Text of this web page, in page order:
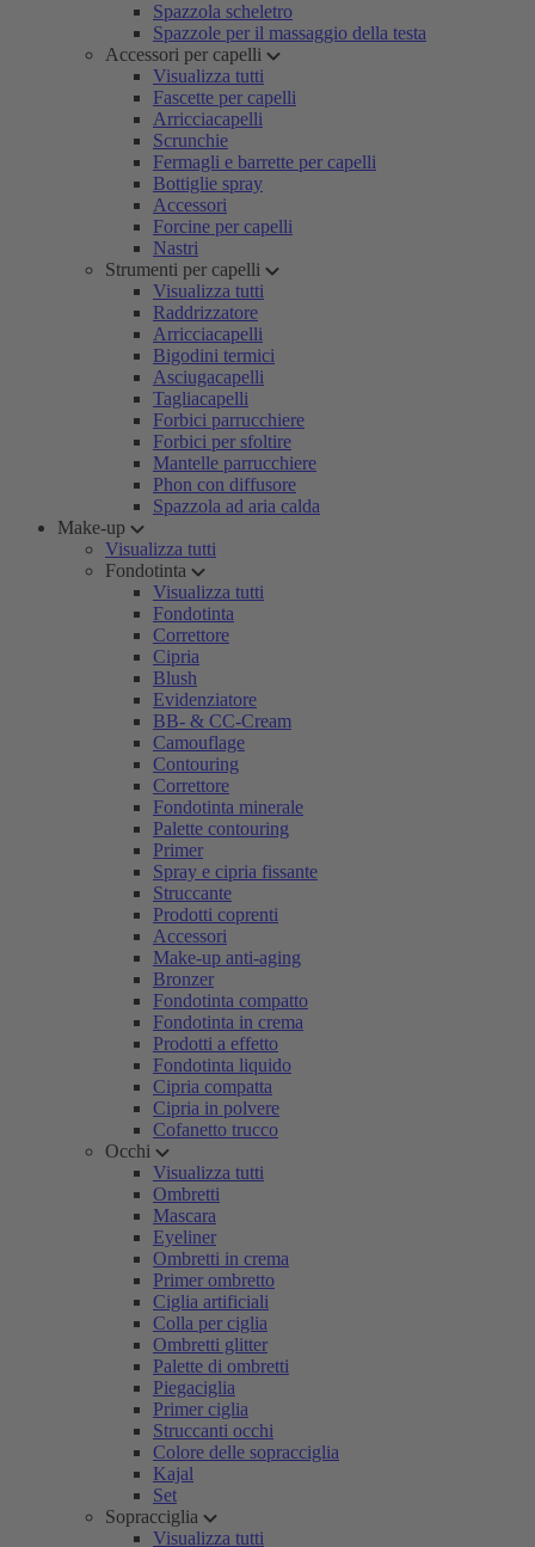
Spazzola scheletro
Spazzole per il massaggio della testa
Accessori per capelli
Visualizza tutti
Fascette per capelli
Arricciacapelli
Scrunchie
Fermagli e barrette per capelli
Bottiglie spray
Accessori
Forcine per capelli
Nastri
Strumenti per capelli
Visualizza tutti
Raddrizzatore
Arricciacapelli
Bigodini termici
Asciugacapelli
Tagliacapelli
Forbici parrucchiere
Forbici per sfoltire
Mantelle parrucchiere
Phon con diffusore
Spazzola ad aria calda
Make-up
Visualizza tutti
Fondotinta
Visualizza tutti
Fondotinta
Correttore
Cipria
Blush
Evidenziatore
BB- & CC-Cream
Camouflage
Contouring
Correttore
Fondotinta minerale
Palette contouring
Primer
Spray e cipria fissante
Struccante
Prodotti coprenti
Accessori
Make-up anti-aging
Bronzer
Fondotinta compatto
Fondotinta in crema
Prodotti a effetto
Fondotinta liquido
Cipria compatta
Cipria in polvere
Cofanetto trucco
Occhi
Visualizza tutti
Ombretti
Mascara
Eyeliner
Ombretti in crema
Primer ombretto
Ciglia artificiali
Colla per ciglia
Ombretti glitter
Palette di ombretti
Piegaciglia
Primer ciglia
Struccanti occhi
Colore delle sopracciglia
Kajal
Set
Sopracciglia
Visualizza tutti